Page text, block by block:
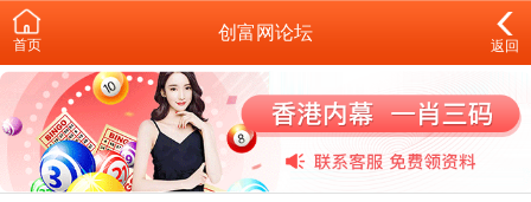
首页
创富网论坛
返回